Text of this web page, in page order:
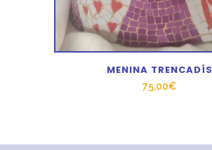
MENINA TRENCADÍS
75,00€